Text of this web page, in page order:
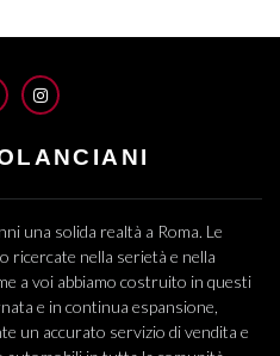
INSTAGRAM
una solida realtà a Roma. Le
ricercate nella serietà e nella
a voi abbiamo costruito in questi
e in continua espansione,
un accurato servizio di vendita e